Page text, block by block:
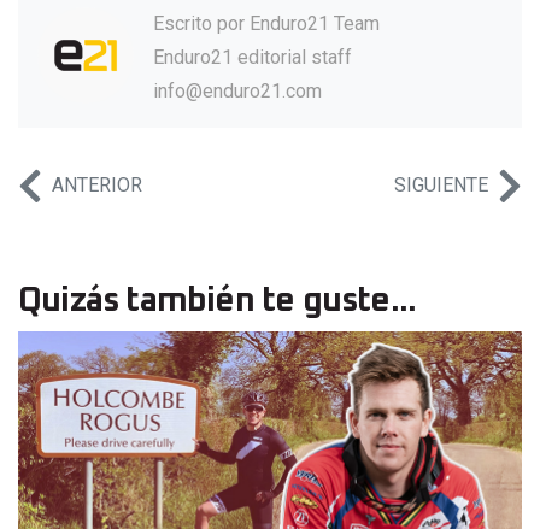
Escrito por Enduro21 Team
Enduro21 editorial staff
info@enduro21.com
ANTERIOR SIGUIENTE
Quizás también te guste...